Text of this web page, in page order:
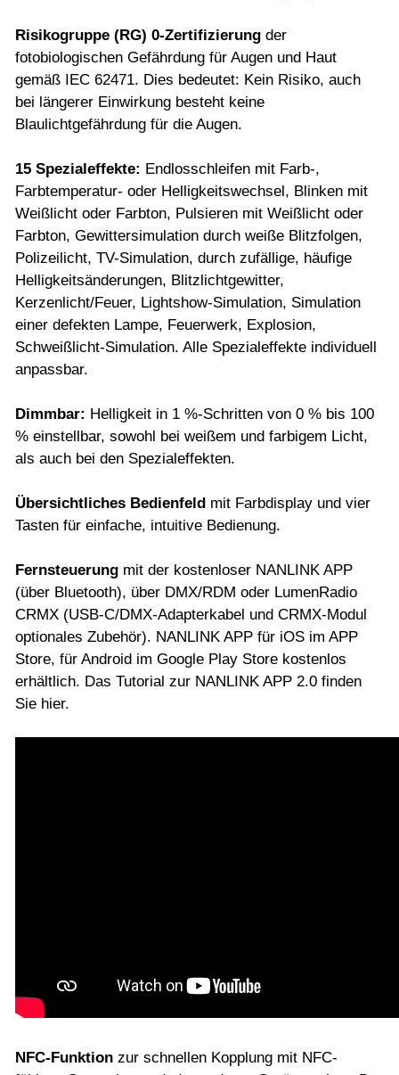
Risikogruppe (RG) 0-Zertifizierung der
fotobiologischen Gefährdung für Augen und Haut
gemäß IEC 62471. Dies bedeutet: Kein Risiko, auch
bei längerer Einwirkung besteht keine
Blaulichtgefährdung für die Augen.
15 Spezialeffekte: Endlosschleifen mit Farb-,
Farbtemperatur- oder Helligkeitswechsel, Blinken mit
Weißlicht oder Farbton, Pulsieren mit Weißlicht oder
Farbton, Gewittersimulation durch weiße Blitzfolgen,
Polizeilicht, TV-Simulation, durch zufällige, häufige
Helligkeitsänderungen, Blitzlichtgewitter,
Kerzenlicht/Feuer, Lightshow-Simulation, Simulation
einer defekten Lampe, Feuerwerk, Explosion,
Schweißlicht-Simulation. Alle Spezialeffekte individuell
anpassbar.
Dimmbar: Helligkeit in 1 %-Schritten von 0 % bis 100
% einstellbar, sowohl bei weißem und farbigem Licht,
als auch bei den Spezialeffekten.
Übersichtliches Bedienfeld mit Farbdisplay und vier
Tasten für einfache, intuitive Bedienung.
Fernsteuerung mit der kostenloser NANLINK APP
(über Bluetooth), über DMX/RDM oder LumenRadio
CRMX (USB-C/DMX-Adapterkabel und CRMX-Modul
optionales Zubehör). NANLINK APP für iOS im APP
Store, für Android im Google Play Store kostenlos
erhältlich. Das Tutorial zur NANLINK APP 2.0 finden
Sie hier.
NFC-Funktion zur schnellen Kopplung mit NFC-